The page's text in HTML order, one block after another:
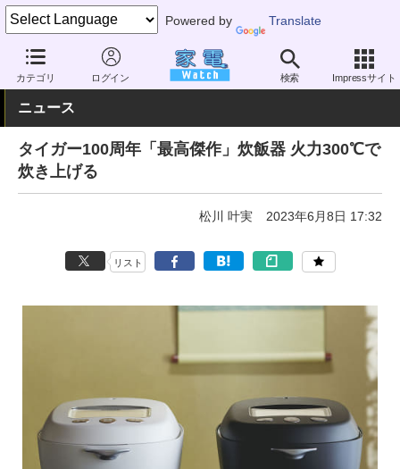
Powered by Translate
カテゴリ ログイン 検索 Impressサイト
家電 Watch 生活家電 炊飯器 大容量（5合以上）
ニュース
タイガー100周年「最高傑作」炊飯器 火力300℃で
炊き上げる
松川 叶実 2023年6月8日 17:32
リスト